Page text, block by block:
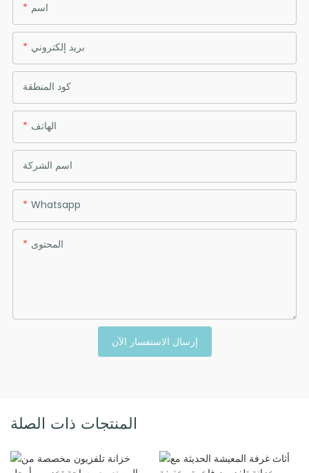
اسم
بريد إلكتروني
كود المنطقة
الهاتف
اسم الشركة
Whatsapp
المحتوى
إرسال الاستفسار الآن
المنتجات ذات الصلة